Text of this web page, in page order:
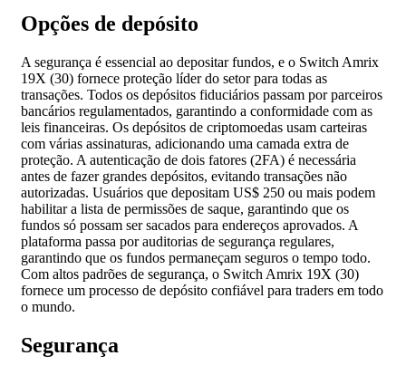
Opções de depósito
A segurança é essencial ao depositar fundos, e o Switch Amrix
19X (30) fornece proteção líder do setor para todas as
transações. Todos os depósitos fiduciários passam por parceiros
bancários regulamentados, garantindo a conformidade com as
leis financeiras. Os depósitos de criptomoedas usam carteiras
com várias assinaturas, adicionando uma camada extra de
proteção. A autenticação de dois fatores (2FA) é necessária
antes de fazer grandes depósitos, evitando transações não
autorizadas. Usuários que depositam US$ 250 ou mais podem
habilitar a lista de permissões de saque, garantindo que os
fundos só possam ser sacados para endereços aprovados. A
plataforma passa por auditorias de segurança regulares,
garantindo que os fundos permaneçam seguros o tempo todo.
Com altos padrões de segurança, o Switch Amrix 19X (30)
fornece um processo de depósito confiável para traders em todo
o mundo.
Segurança